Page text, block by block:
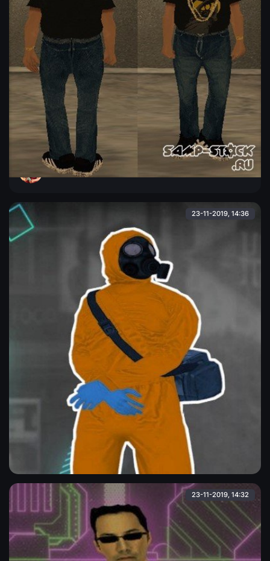
Hmori в шляпе и золотой цепочкой
Hmori в белой шляпе, чёрной футболке, которая заправлена
в синие джинсы и золотой цепочкой на шее.
Admin
23-11-2019, 14:36
Скин в костюме хим-защиты ( HD )
Скин в костюме химической защиты. Подойдёт либо для
рофла, либо для тематических мувиков. Заменять следует на
любой нужный Вам скин.
23-11-2019, 14:32